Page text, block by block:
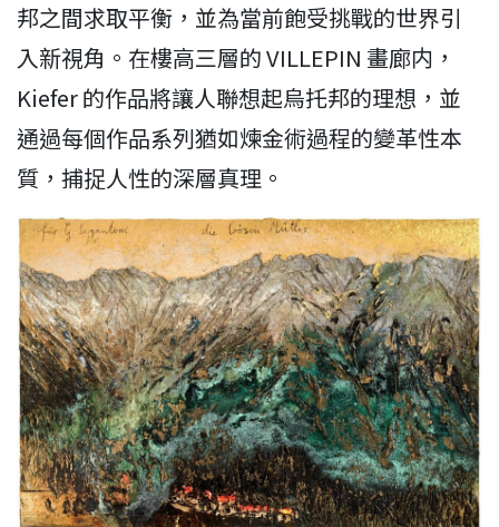
邦之間求取平衡，並為當前飽受挑戰的世界引
入新視角。在樓高三層的 VILLEPIN 畫廊内，
Kiefer 的作品將讓人聯想起烏托邦的理想，並
通過每個作品系列猶如煉金術過程的變革性本
質，捕捉人性的深層真理。